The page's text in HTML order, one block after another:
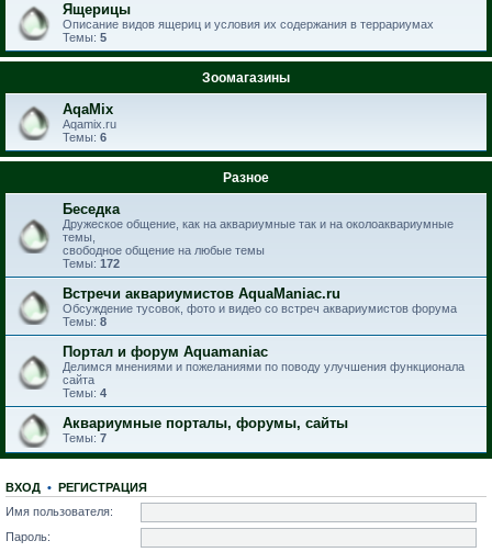
Ящерицы
Описание видов ящериц и условия их содержания в террариумах
Темы: 5
Зоомагазины
AqaMix
Aqamix.ru
Темы: 6
Разное
Беседка
Дружеское общение, как на аквариумные так и на околоаквариумные
темы,
свободное общение на любые темы
Темы: 172
Встречи аквариумистов AquaManiac.ru
Обсуждение тусовок, фото и видео со встреч аквариумистов форума
Темы: 8
Портал и форум Aquamaniac
Делимся мнениями и пожеланиями по поводу улучшения функционала
сайта
Темы: 4
Аквариумные порталы, форумы, сайты
Темы: 7
ВХОД • РЕГИСТРАЦИЯ
Имя пользователя:
Пароль: